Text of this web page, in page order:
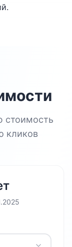
стоимость
кликов